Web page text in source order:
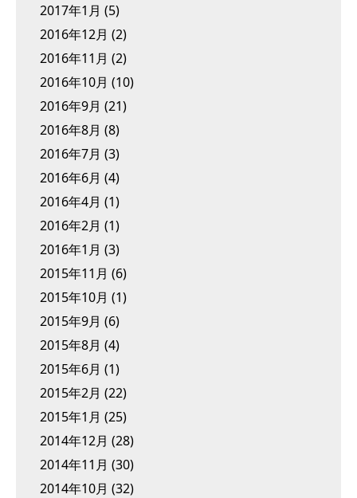
2017年1月 (5)
2016年12月 (2)
2016年11月 (2)
2016年10月 (10)
2016年9月 (21)
2016年8月 (8)
2016年7月 (3)
2016年6月 (4)
2016年4月 (1)
2016年2月 (1)
2016年1月 (3)
2015年11月 (6)
2015年10月 (1)
2015年9月 (6)
2015年8月 (4)
2015年6月 (1)
2015年2月 (22)
2015年1月 (25)
2014年12月 (28)
2014年11月 (30)
2014年10月 (32)